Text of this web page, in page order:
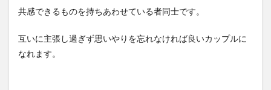
共感できるものを持ちあわせている者同士です。
互いに主張し過ぎず思いやりを忘れなければ良いカップルに
なれます。